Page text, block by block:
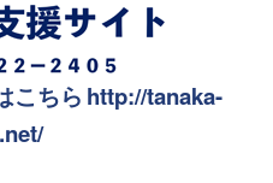
こちら http://tanaka-